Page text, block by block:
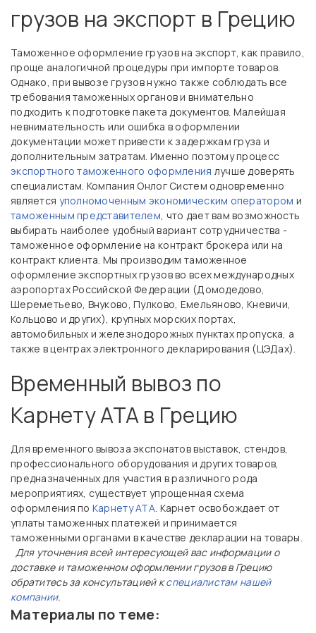
грузов на экспорт в Грецию
Таможенное оформление грузов на экспорт, как правило,
проще аналогичной процедуры при импорте товаров.
Однако, при вывозе грузов нужно также соблюдать все
требования таможенных органов и внимательно
подходить к подготовке пакета документов. Малейшая
невнимательность или ошибка в оформлении
документации может привести к задержкам груза и
дополнительным затратам. Именно поэтому процесс
экспортного таможенного оформления лучше доверять
специалистам. Компания Онлог Систем одновременно
является уполномоченным экономическим оператором и
таможенным представителем, что дает вам возможность
выбирать наиболее удобный вариант сотрудничества -
таможенное оформление на контракт брокера или на
контракт клиента. Мы производим таможенное
оформление экспортных грузов во всех международных
аэропортах Российской Федерации (Домодедово,
Шереметьево, Внуково, Пулково, Емельяново, Кневичи,
Кольцово и других), крупных морских портах,
автомобильных и железнодорожных пунктах пропуска, а
также в центрах электронного декларирования (ЦЭДах).
Временный вывоз по
Карнету АТА в Грецию
Для временного вывоза экспонатов выставок, стендов,
профессионального оборудования и других товаров,
предназначенных для участия в различного рода
мероприятиях, существует упрощенная схема
оформления по Карнету АТА. Карнет освобождает от
уплаты таможенных платежей и принимается
таможенными органами в качестве декларации на товары.
Для уточнения всей интересующей вас информации о
доставке и таможенном оформлении грузов в Грецию
обратитесь за консультацией кспециалистам нашей
компании.
Материалы по теме: